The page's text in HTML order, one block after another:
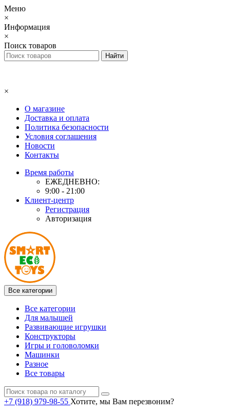
Меню
×
Информация
×
Поиск товаров
×
О магазине
Доставка и оплата
Политика безопасности
Условия соглашения
Новости
Контакты
Время работы
ЕЖЕДНЕВНО:
9:00 - 21:00
Клиент-центр
Регистрация
Авторизация
Все категории
Все категории
Для малышей
Развивающие игрушки
Конструкторы
Игры и головоломки
Машинки
Разное
Все товары
+7 (918) 979-98-55 Хотите, мы Вам перезвоним?